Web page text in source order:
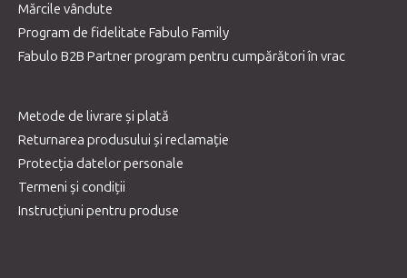
Mărcile vândute
Program de fidelitate Fabulo Family
Fabulo B2B Partner program pentru cumpărători în vrac
Metode de livrare și plată
Returnarea produsului și reclamație
Protecția datelor personale
Termeni și condiții
Instrucțiuni pentru produse